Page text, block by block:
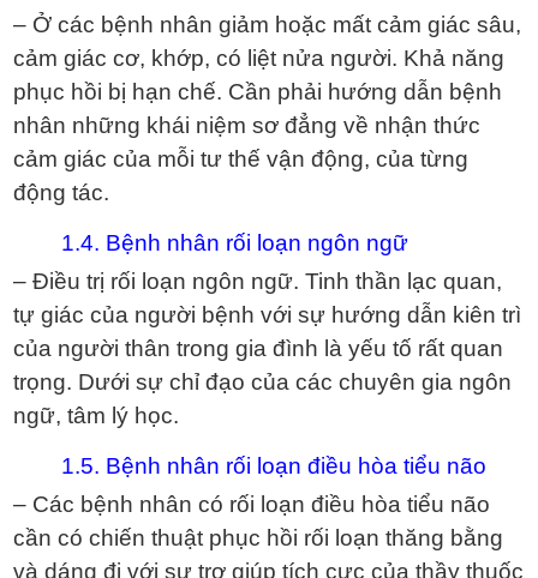
– Ở các bệnh nhân giảm hoặc mất cảm giác sâu,
cảm giác cơ, khớp, có liệt nửa người. Khả năng
phục hồi bị hạn chế. Cần phải hướng dẫn bệnh
nhân những khái niệm sơ đẳng về nhận thức
cảm giác của mỗi tư thế vận động, của từng
động tác.
1.4. Bệnh nhân rối loạn ngôn ngữ
– Điều trị rối loạn ngôn ngữ. Tinh thần lạc quan,
tự giác của người bệnh với sự hướng dẫn kiên trì
của người thân trong gia đình là yếu tố rất quan
trọng. Dưới sự chỉ đạo của các chuyên gia ngôn
ngữ, tâm lý học.
1.5. Bệnh nhân rối loạn điều hòa tiểu não
– Các bệnh nhân có rối loạn điều hòa tiểu não
cần có chiến thuật phục hồi rối loạn thăng bằng
và dáng đi với sự trợ giúp tích cực của thầy thuốc